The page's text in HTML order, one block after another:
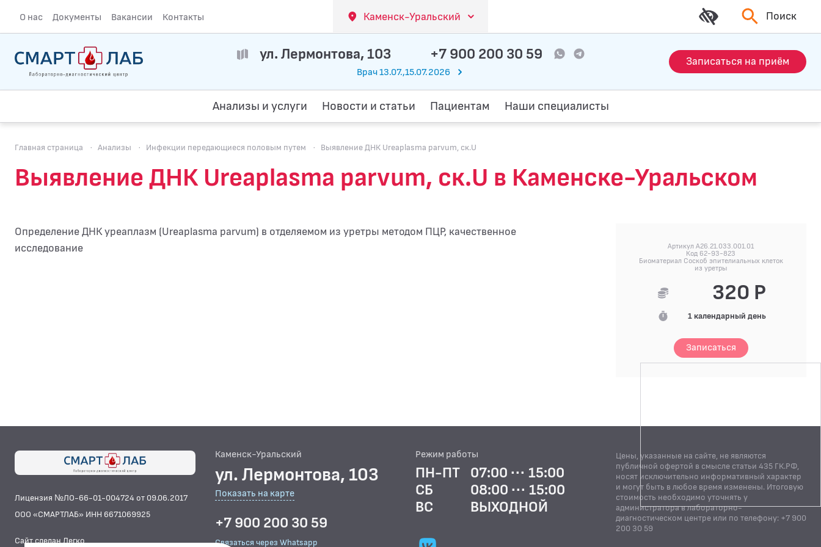
О нас Документы Вакансии Контакты Каменск-Уральский Поиск
ул. Лермонтова, 103 +7 900 200 30 59
Врач 13.07.,15.07.2026
Записаться на приём
Анализы и услуги Новости и статьи Пациентам Наши специалисты
Главная страница · Анализы · Инфекции передающиеся половым путем · Выявление ДНК Ureaplasma parvum, ск.U
Выявление ДНК Ureaplasma parvum, ск.U в Каменске-Уральском
Определение ДНК уреаплазм (Ureaplasma parvum) в отделяемом из уретры методом ПЦР, качественное
исследование
Артикул A26.21.033.001.01
Код 62-93-823
Биоматериал Соскоб эпителиальных клеток
из уретры
320 Р
1 календарный день
Записаться
Лицензия №ЛО-66-01-004724 от 09.06.2017
ООО «СМАРТЛАБ» ИНН 6671069925
Сайт сделан Легко
Каменск-Уральский
ул. Лермонтова, 103
Показать на карте
+7 900 200 30 59
Связаться через Whatsapp
Режим работы
ПН-ПТ
07:00 ··· 15:00
СБ
08:00 ··· 15:00
ВС
ВЫХОДНОЙ
Цены, указанные на сайте, не являются
публичной офертой в смысле статьи 435 ГК.РФ,
носят исключительно информативный характер
и могут быть в любое время изменены. Итоговую
стоимость необходимо уточнять у
администратора в лабораторно-
диагностическом центре или по телефону: +7 900
200 30 59